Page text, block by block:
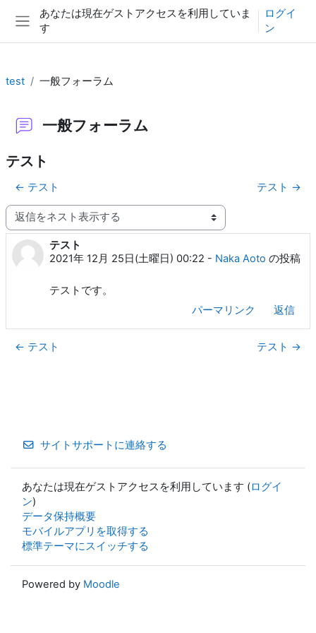
メインコンテンツへスキップする
サイドパネル
あなたは現在ゲストアクセスを利用していま
す
ログイ
ン
test 一般フォーラム
一般フォーラム
テスト
← テスト テスト →
表示モード
テスト
2021年 12月 25日(土曜日) 00:22 - Naka Aoto の投稿
返信数: 0
テストです。
パーマリンク
返信
← テスト テスト →
サイトサポートに連絡する
あなたは現在ゲストアクセスを利用しています (ログイ
ン)
データ保持概要
モバイルアプリを取得する
標準テーマにスイッチする
Powered by Moodle